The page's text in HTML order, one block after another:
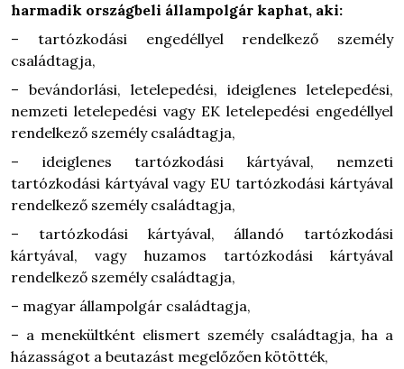
harmadik országbeli állampolgár kaphat, aki:
– tartózkodási engedéllyel rendelkező személy
családtagja,
– bevándorlási, letelepedési, ideiglenes letelepedési,
nemzeti letelepedési vagy EK letelepedési engedéllyel
rendelkező személy családtagja,
– ideiglenes tartózkodási kártyával, nemzeti
tartózkodási kártyával vagy EU tartózkodási kártyával
rendelkező személy családtagja,
– tartózkodási kártyával, állandó tartózkodási
kártyával, vagy huzamos tartózkodási kártyával
rendelkező személy családtagja,
– magyar állampolgár családtagja,
– a menekültként elismert személy családtagja, ha a
házasságot a beutazást megelőzően kötötték,